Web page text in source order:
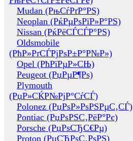
Mudan (РњСѓРґР°РЅ)
Neoplan (РќРµРѕРїР»Р°РЅ)
Nissan (РќРёСЃСЃР°РЅ)
Oldsmobile
(РћР»РґСЃРјРѕР±Р°Р№Р»)
Opel (РћРїРµР»СЊ)
Peugeot (РџРµР¶Рѕ)
Plymouth
(РџР»СЌР№РјР°СѓСЃ)
Polonez (РџРѕР»РѕРЅРµС‚СЃ)
Pontiac (РџРѕРЅС‚РёР°Рє)
Porsche (РџРѕСЂС€Рµ)
Proton (РџСЂРѕС‚РѕРЅ)